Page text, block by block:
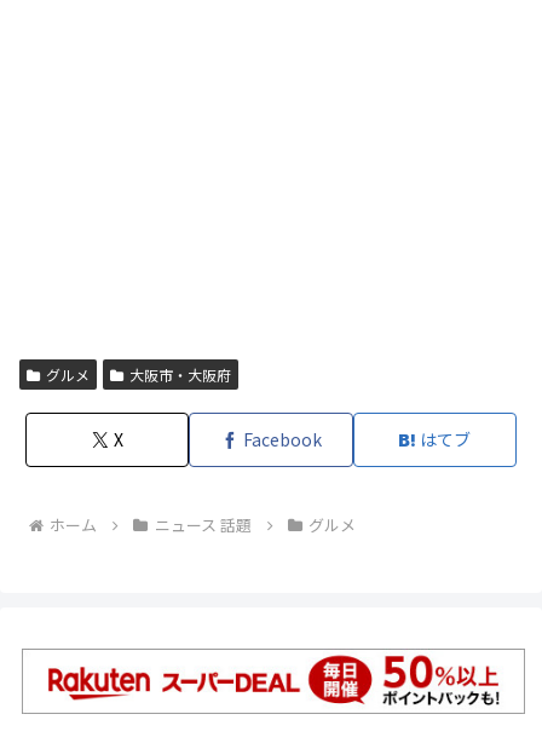
グルメ 大阪市・大阪府
X Facebook はてブ
ホーム ニュース 話題 グルメ